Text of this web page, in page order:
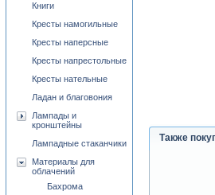
Также
Книги
Кресты намогильные
Кресты наперсные
Кресты напрестольные
Кресты нательные
Ладан и благовония
Лампады и
кронштейны
Лампадные стаканчики
Материалы для
облачений
Бахрома